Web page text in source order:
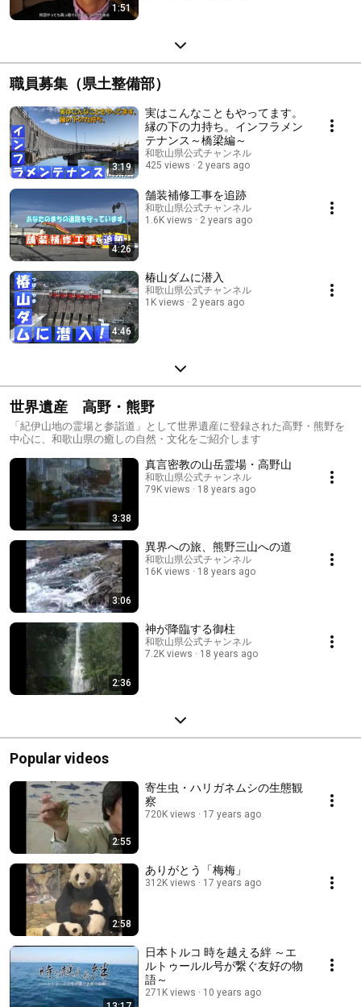
1:51
職員募集（県土整備部）
3:19
実はこんなこともやってます。
縁の下の力持ち。インフラメン
テナンス～橋梁編～
和歌山県公式チャンネル
425 views
2 years ago
4:26
舗装補修工事を追跡
和歌山県公式チャンネル
1.6K views
2 years ago
4:46
椿山ダムに潜入
和歌山県公式チャンネル
1K views
2 years ago
世界遺産 高野・熊野
「紀伊山地の霊場と参詣道」として世界遺産に登録された高野・熊野を
中心に、和歌山県の癒しの自然・文化をご紹介します
3:38
真言密教の山岳霊場・高野山
和歌山県公式チャンネル
79K views
18 years ago
3:06
異界への旅、熊野三山への道
和歌山県公式チャンネル
16K views
18 years ago
2:36
神が降臨する御柱
和歌山県公式チャンネル
7.2K views
18 years ago
Popular videos
2:55
寄生虫・ハリガネムシの生態観
察
720K views 17 years ago
2:58
ありがとう「梅梅」
312K views 17 years ago
日本トルコ 時を越える絆 ～エ
ルトゥールル号が繋ぐ友好の物
語～
271K views 10 years ago